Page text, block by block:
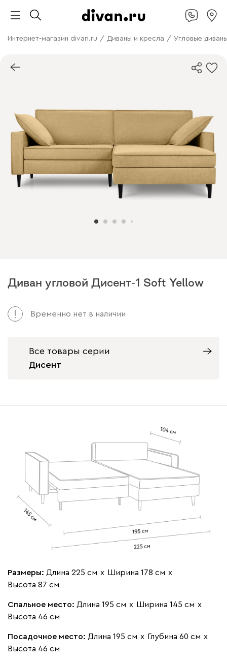
Интернет-магазин divan.ru / Диваны и кресла / Угловые
Диван угловой Дисент-1 Soft Yellow
Арт. 210818
Временно нет в наличии
Все товары серии
Дисент
Размеры: Длина 225 см х Ширина 178 см х
Высота 87 см
Спальное место: Длина 195 см х Ширина 145 см х
Высота 46 см
Посадочное место: Длина 195 см х Глубина 60 см х
Высота 46 см